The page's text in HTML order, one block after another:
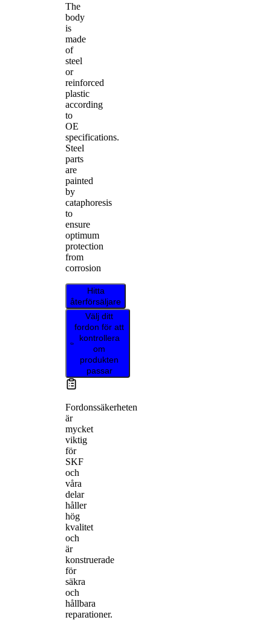
The
body
is
made
of
steel
or
reinforced
plastic
according
to
OE
specifications.
Steel
parts
are
painted
by
cataphoresis
to
ensure
optimum
protection
from
corrosion
Hitta
återförsäljare
Välj ditt
fordon för att
kontrollera
om
produkten
passar
Fordonssäkerheten
är
mycket
viktig
för
SKF
och
våra
delar
håller
hög
kvalitet
och
är
konstruerade
för
säkra
och
hållbara
reparationer.